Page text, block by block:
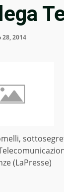
2014
(LaPresse)